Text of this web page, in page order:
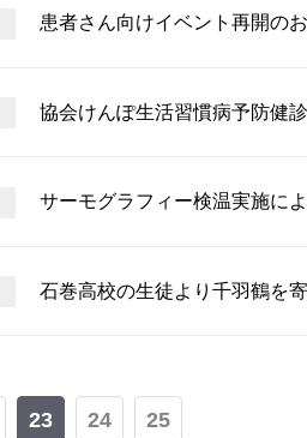
患者さん向けイベント再開の
協会けんぽ生活習慣病予防健
サーモグラフィー検温実施に
石巻高校の生徒より千羽鶴を
23 24 25